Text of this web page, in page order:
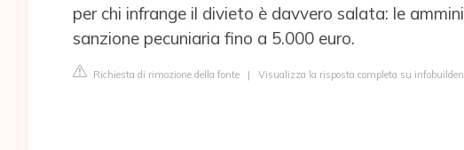
per chi infrange il divieto è davvero salata: le
sanzione pecuniaria fino a 5.000 euro.
Richiesta di rimozione della fonte | Visualizza la risposta completa su